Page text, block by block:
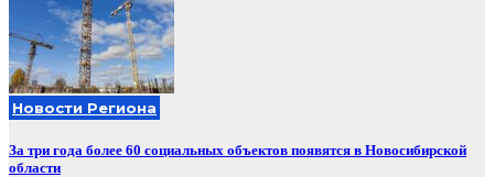
Новости Региона
За три года более 60 социальных объектов появятся в Новосибирской
области